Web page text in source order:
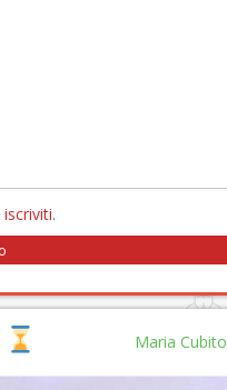
iscriviti.
Maria Cubito